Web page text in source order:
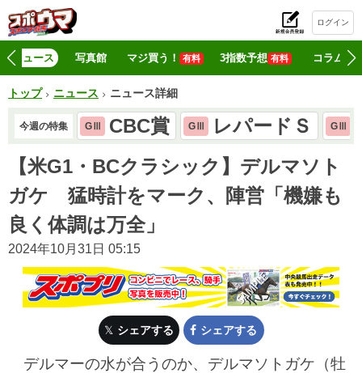
ログイン
ニュース 写真館 マジ買う！ 有料 3指数予想 有料 コラム
トップ ニュース ニュース詳細
今週の特集 GⅢ CBC賞 GⅢ レパードＳ GⅢ
【米G1・BCクラシック】デルマソト
ガケ 猛時計をマーク、陣営「機嫌も
良く体調は万全」
2024年10月31日 05:15
シェアする シェアする
デルマーの水が合うのか、デルマソトガケ（牡